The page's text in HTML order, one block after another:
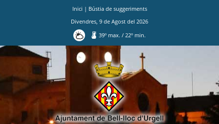
Inici | Bústia de suggeriments
Divendres 9 de Agost del 2026
39º max./ 22º min.